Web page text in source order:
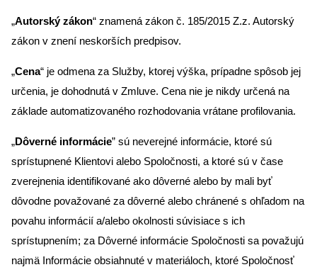
„Autorský zákon“ znamená zákon č. 185/2015 Z.z. Autorský
zákon v znení neskorších predpisov.
„Cena“ je odmena za Služby, ktorej výška, prípadne spôsob jej
určenia, je dohodnutá v Zmluve. Cena nie je nikdy určená na
základe automatizovaného rozhodovania vrátane profilovania.
„Dôverné informácie” sú neverejné informácie, ktoré sú
sprístupnené Klientovi alebo Spoločnosti, a ktoré sú v čase
zverejnenia identifikované ako dôverné alebo by mali byť
dôvodne považované za dôverné alebo chránené s ohľadom na
povahu informácií a/alebo okolnosti súvisiace s ich
sprístupnením; za Dôverné informácie Spoločnosti sa považujú
najmä Informácie obsiahnuté v materiáloch, ktoré Spoločnosť